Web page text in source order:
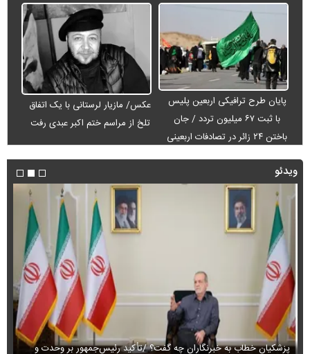
پایان طرح ترافیکی اربعین پلیس
با ثبت ۶۷ میلیون تردد / جان
باختن ۲۴ زائر در تصادفات اربعینی
عکس/ مازیار لرستانی با یک اتفاق
تلخ از مراسم ختم اکبر عبدی رفت
ویدئو
پزشکیان خطاب به خبرنگاران چه گفت؟ /تأکید رئیس‌جمهور بر وحدت و